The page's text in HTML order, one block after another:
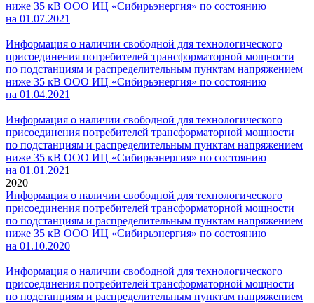
ниже 35 кВ ООО ИЦ «Сибирьэнергия» по состоянию
на 01.07.2021
Информация о наличии свободной для технологического
присоединения потребителей трансформаторной мощности
по подстанциям и распределительным пунктам напряжением
ниже 35 кВ ООО ИЦ «Сибирьэнергия» по состоянию
на 01.04.2021
Информация о наличии свободной для технологического
присоединения потребителей трансформаторной мощности
по подстанциям и распределительным пунктам напряжением
ниже 35 кВ ООО ИЦ «Сибирьэнергия» по состоянию
на 01.01.2021
2020
Информация о наличии свободной для технологического
присоединения потребителей трансформаторной мощности
по подстанциям и распределительным пунктам напряжением
ниже 35 кВ ООО ИЦ «Сибирьэнергия» по состоянию
на 01.10.2020
Информация о наличии свободной для технологического
присоединения потребителей трансформаторной мощности
по подстанциям и распределительным пунктам напряжением